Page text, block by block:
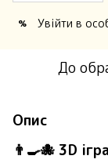
% Увійти в
До
Опис
👨‍🍳🐙 3D